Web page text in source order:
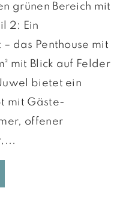
grünen Bereich mit
2: Ein
das Penthouse mit
mit Blick auf Felder
bietet ein
mit Gäste-
offener